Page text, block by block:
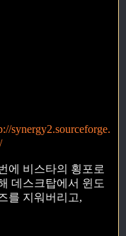
synergy2.sourceforge.
에 비스타의 횡포로
데스크탑에서 윈도
를 지워버리고,